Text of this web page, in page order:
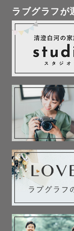
ラブグラフが